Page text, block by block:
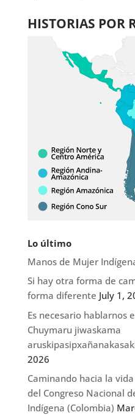
HISTORIAS POR
Lo último
Manos de Mujer
Si hay otra forma de
forma diferente July 1,
Es necesario hablarnos
Chuymaru jiwaskama
2026
Caminando hacia la
del Congreso Nacional
Indígena (Colombia)